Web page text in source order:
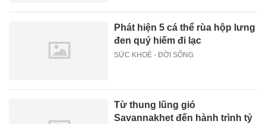
Phát hiện 5 cá thể rùa hộp lưng
đen quý hiếm đi lạc
SỨC KHOẺ - ĐỜI SỐNG
Từ thung lũng gió
Savannakhet đến hành trình tỷ